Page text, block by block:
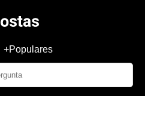
+Populares